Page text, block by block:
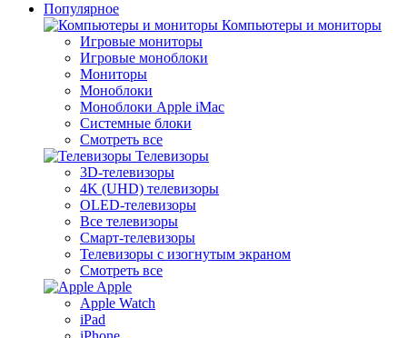
Популярное
Компьютеры и мониторы
Игровые мониторы
Игровые моноблоки
Мониторы
Моноблоки
Моноблоки Apple iMac
Системные блоки
Смотреть все
Телевизоры
3D-телевизоры
4K (UHD) телевизоры
OLED-телевизоры
Все телевизоры
Смарт-телевизоры
Телевизоры с изогнутым экраном
Смотреть все
Apple
Apple Watch
iPad